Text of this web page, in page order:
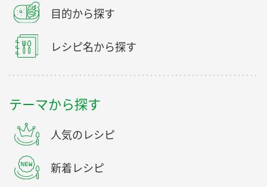
目的から探す
レシピ名から探す
テーマから探す
人気のレシピ
新着レシピ